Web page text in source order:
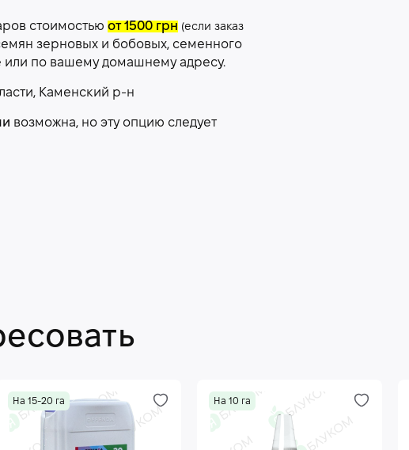
стоимостью от 1500 грн (если заказ
зерновых и бобовых, семенного
или по вашему домашнему адресу.
Каменский р-н
возможна, но эту опцию следует
На 15-20 га На 10 га